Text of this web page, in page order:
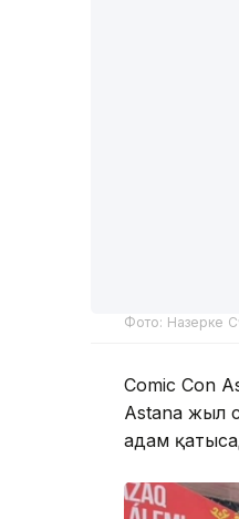
Фото: Назерке
Comic Con
Astana жыл
адам